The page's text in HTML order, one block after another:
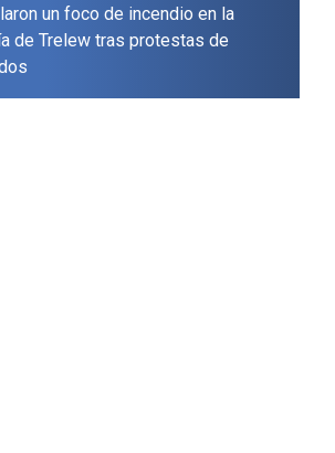
un foco de incendio en la
de Trelew tras protestas de